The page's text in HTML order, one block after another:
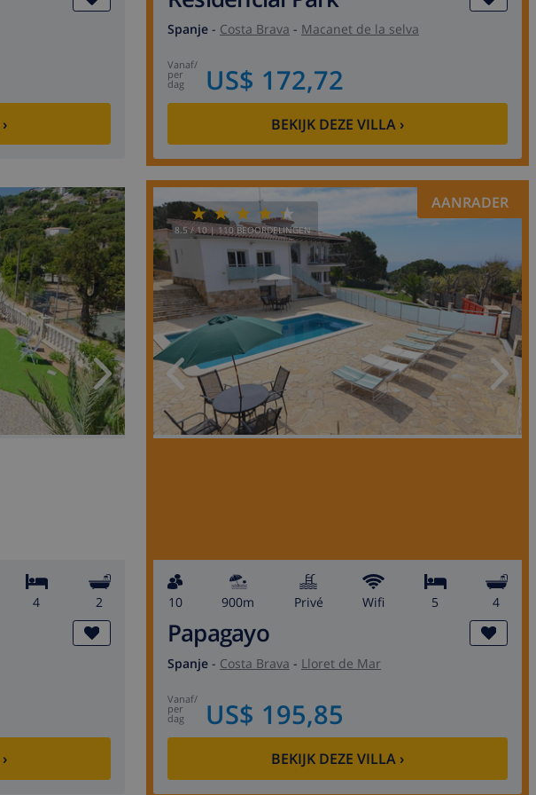
›
Spanje - Costa Brava - Macanet de la selva
vanaf/
per
dag US$ 172,72
BEKIJK DEZE VILLA ›
4 2
›
8.5/ 10 |110 BEOORDELINGEN
AANRADER
10 900m privé wifi 5 4
Papagayo
Spanje - Costa Brava - Lloret de Mar
vanaf/
per
dag US$ 195,85
BEKIJK DEZE VILLA ›